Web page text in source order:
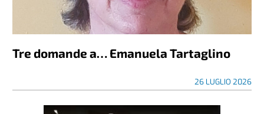
Tre domande a… Emanuela Tartaglino
26 LUGLIO 2026